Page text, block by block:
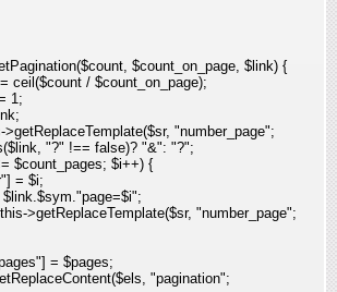
$count_on_page, $link) {
/ $count_on_page);
1;
"number_page";
"?" !== false)? "&": "?";
$i++) {
= $i;
"number_page";
= $pages;
"pagination";